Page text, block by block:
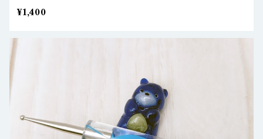
んなどへ
¥1,400